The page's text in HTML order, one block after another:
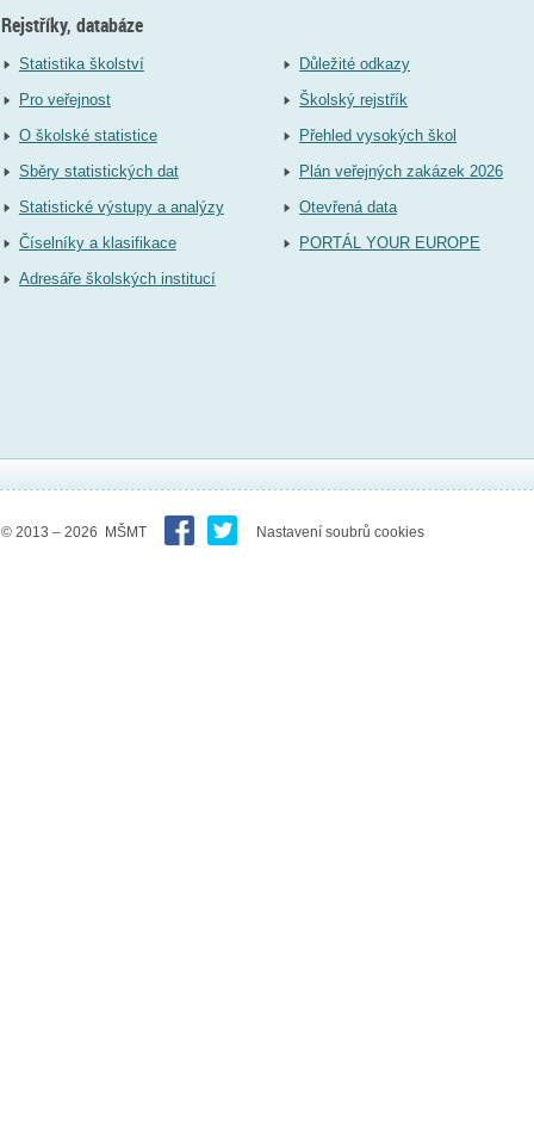
Rejstříky, databáze
Statistika školství
Pro veřejnost
O školské statistice
Sběry statistických dat
Statistické výstupy a analýzy
Číselníky a klasifikace
Adresáře školských institucí
Důležité odkazy
Školský rejstřík
Přehled vysokých škol
Plán veřejných zakázek 2026
Otevřená data
PORTÁL YOUR EUROPE
© 2013 – 2026 MŠMT Nastavení soubrů cookies